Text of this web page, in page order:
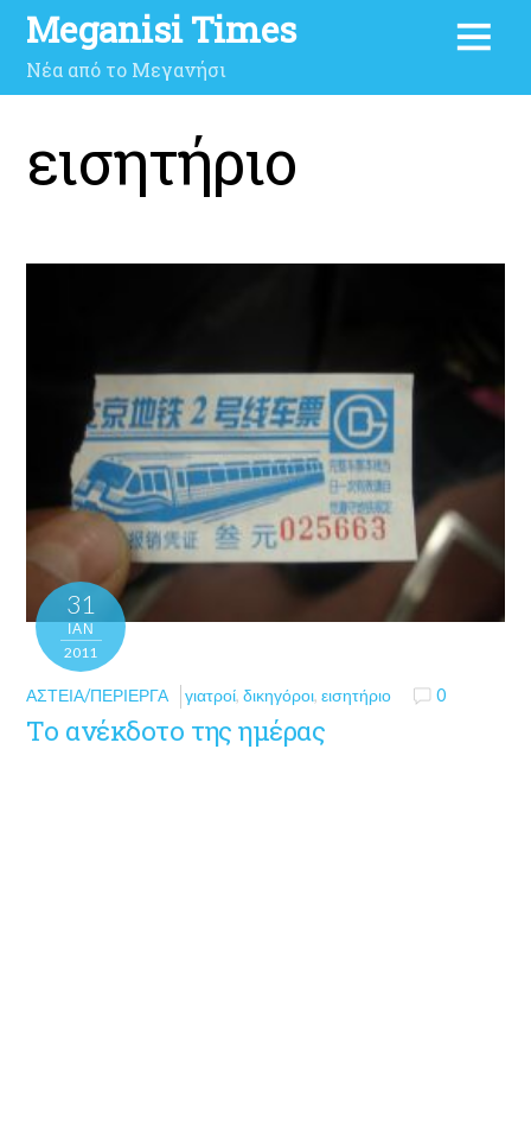
Meganisi Times
Νέα από το Μεγανήσι
εισητήριο
31
ΙΑΝ
2011
ΑΣΤΕΊΑ/ΠΕΡΊΕΡΓΑ γιατροί,δικηγόροι,εισητήριο 0
Το ανέκδοτο της ημέρας